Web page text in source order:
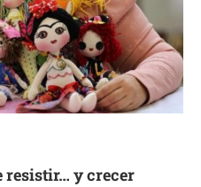
resistir… y crecer